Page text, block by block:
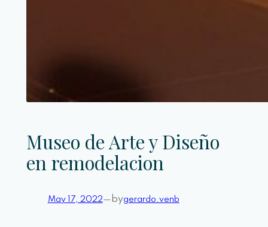
Museo de Arte y Diseño
en remodelacion
May 17, 2022— bygerardo.venb